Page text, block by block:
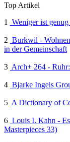
Top Artikel
1
Weniger ist
2 Burkwil -
in der Gemeinschaft
3 Arch+ 264 -
4 Bjarke Ingels
5 A Dictionary of
6 Louis I. Kahn -
Masterpieces 33)